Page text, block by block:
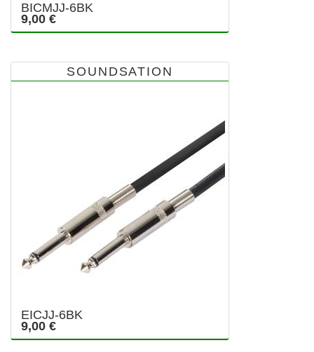
BICMJJ-6BK
9,00 €
SOUNDSATION
EICJJ-6BK
9,00 €